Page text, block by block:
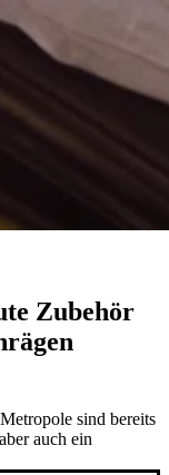
Zubehör
sind bereits
auch ein